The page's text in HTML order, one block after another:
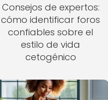
Consejos de expertos:
cómo identificar foros
confiables sobre el
estilo de vida
cetogénico